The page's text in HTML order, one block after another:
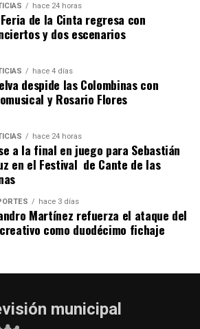
LAS FIESTAS COLOMBINAS
hace 24 horas
de la Cinta regresa con
y dos escenarios
hace 4 días
despide las Colombinas con
y Rosario Flores
hace 24 horas
a la final en juego para Sebastián
en el Festival de Cante de las
hace 3 días
Martínez refuerza el ataque del
como duodécimo fichaje
municipal